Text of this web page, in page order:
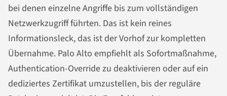
bei denen einzelne Angriffe bis zum vollständigen
Netzwerkzugriff führten. Das ist kein reines
Informationsleck, das ist der Vorhof zur kompletten
Übernahme. Palo Alto empfiehlt als Sofortmaßnahme,
Authentication-Override zu deaktivieren oder auf ein
dediziertes Zertifikat umzustellen, bis der reguläre